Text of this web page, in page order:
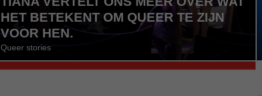
HET BETEKENT OM QUEER TE ZIJN
VOOR HEN.
Queer stories